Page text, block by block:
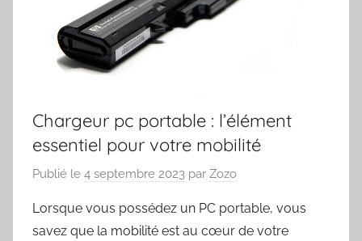
Chargeur pc portable : l’élément
essentiel pour votre mobilité
Publié le 4 septembre 2023 par Zozo
Lorsque vous possédez un PC portable, vous
savez que la mobilité est au cœur de votre